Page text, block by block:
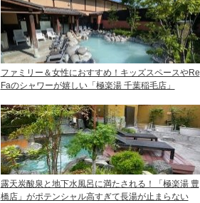
ファミリー＆女性におすすめ！キッズスペースやRe
Faのシャワーが嬉しい「極楽湯 千葉稲毛店」
露天炭酸泉と地下水風呂に満たされる！「極楽湯 豊
橋店」がポテンシャル高すぎて長湯が止まらない